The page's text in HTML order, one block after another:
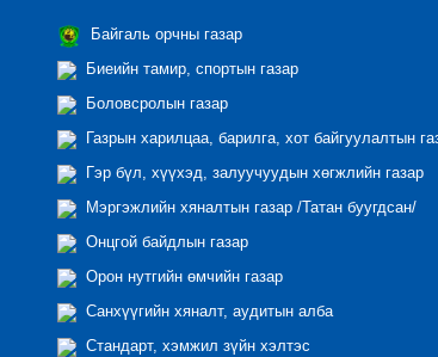
Байгаль орчны газар
Биеийн тамир, спортын газар
Боловсролын газар
Газрын харилцаа, барилга, хот байгуулалтын
Гэр бүл, хүүхэд, залуучуудын хөгжлийн газар
Мэргэжлийн хяналтын газар /Татан буугдсан/
Онцгой байдлын газар
Орон нутгийн өмчийн газар
Санхүүгийн хяналт, аудитын алба
Стандарт, хэмжил зүйн хэлтэс